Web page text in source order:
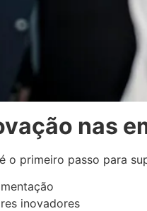
nas
o primeiro passo para
inovadores